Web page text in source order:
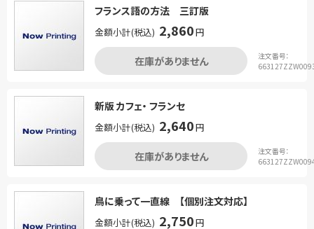
フランス語の方法 三訂版
金額小計(税込) 2,860円
在庫がありません
注文番号：
新版 カフェ・ フランセ
金額小計(税込) 2,640円
在庫がありません
注文番号：
鳥に乗って一直線 【個別注文対応】
金額小計(税込) 2,750円